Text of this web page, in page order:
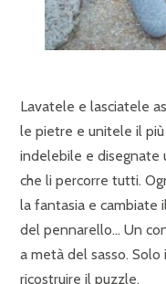
Lavatele e lasciatele
le pietre e unitele il
indelebile e disegnate
che li percorre tutti.
la fantasia e cambiate
del pennarello… Un
a metà del sasso.
ricostruire il puzzle.